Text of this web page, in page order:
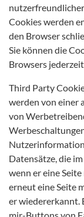
Cookies werden
den Browser
Sie können die
Browsers
Third Party
werden von einer
von
Datensätze, die
wenn er eine
erneut eine Seite
er wiedererkannt.